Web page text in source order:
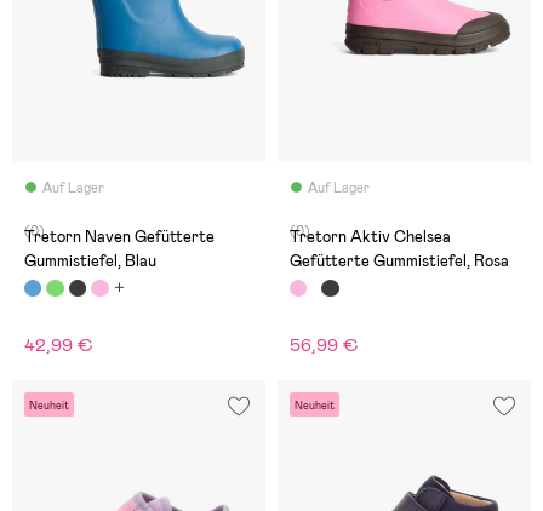
Auf Lager
(0)
Tretorn Naven Gefütterte
Gummistiefel, Blau
42,99 €
Auf Lager
(0)
Tretorn Aktiv Chelsea
Gefütterte Gummistiefel, Rosa
56,99 €
Neuheit Neuheit